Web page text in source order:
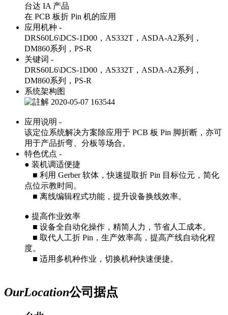
台达 IA 产品
在 PCB 板折 Pin 机的应用
应用机种 -
DRS60L6\DCS-1D00，AS332T，ASDA-A2系列，
DM860系列，PS-R
关键词 -
DRS60L6\DCS-1D00，AS332T，ASDA-A2系列，
DM860系列，PS-R
系统架构图
应用说明 -
该定位系统解决方案除应用于 PCB 板 Pin 脚折断，亦可
用于产品折弯、分板等场合。
特色优点 -
● 装机调适便捷
■ 利用 Gerber 软体，快速提取折 Pin 目标位元，简化
点位示教时间。
■ 离线编辑程式功能，提升设备换线效率。
● 提高作业效率
■ 设备全自动化操作，精简人力，节省人工成本。
■ 取代人工折 Pin，生产效率高，提高产线自动化程
度。
■ 适用多机种作业，切换机种快速便捷。
OurLocation公司据点